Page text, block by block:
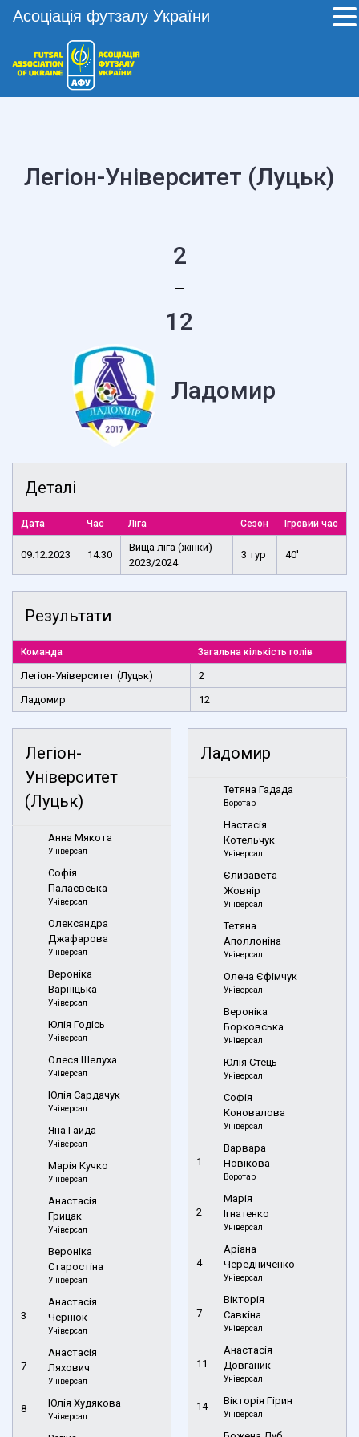
Легіон-Університет (Луцьк)
2
—
12
Ладомир
Деталі
Дата Час Ліга Сезон Ігровий час
09.12.2023 14:30
Вища ліга (жінки)
2023/2024
3 тур 40'
Результати
Команда Загальна кількість голів
Легіон-Університет (Луцьк)
2
Ладомир
12
Легіон-
Університет
(Луцьк)
Анна Мякота
Універсал
Софія
Палаєвська
Універсал
Олександра
Джафарова
Універсал
Вероніка
Варніцька
Універсал
Юлія Годісь
Універсал
Олеся Шелуха
Універсал
Юлія Сардачук
Універсал
Яна Гайда
Універсал
Марія Кучко
Універсал
Анастасія
Грицак
Універсал
Вероніка
Старостіна
Універсал
3
Анастасія
Чернюк
Універсал
7
Анастасія
Ляхович
Універсал
8 Юлія Худякова
Універсал
Ладомир
Тетяна Гадада
Воротар
Настасія
Котельчук
Універсал
Єлизавета
Жовнір
Універсал
Тетяна
Аполлоніна
Універсал
Олена Єфімчук
Універсал
Вероніка
Борковська
Універсал
Юлія Стець
Універсал
Софія
Коновалова
Універсал
1
Варвара
Новікова
Воротар
2
Марія
Ігнатенко
Універсал
4
Аріана
Чередниченко
Універсал
7
Вікторія
Савкіна
Універсал
11
Анастасія
Довганик
Універсал
14 Вікторія Гірин
Універсал
Асоціація футзалу України